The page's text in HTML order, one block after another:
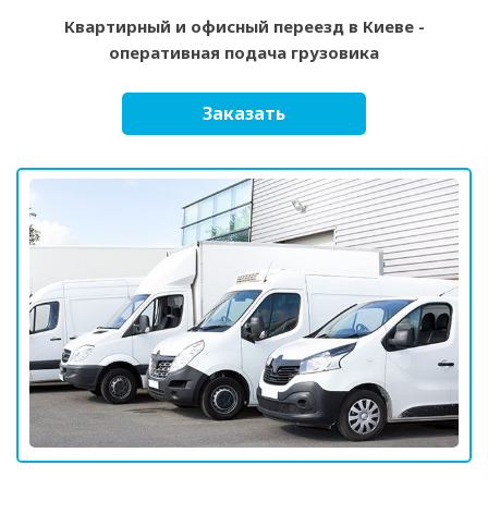
Квартирный и офисный переезд в Киеве -
оперативная подача грузовика
Заказать